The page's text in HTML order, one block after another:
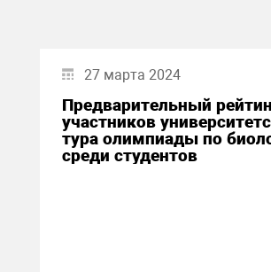
27 марта 2024
Предварительный
участников
тура олимпиады по
среди студентов